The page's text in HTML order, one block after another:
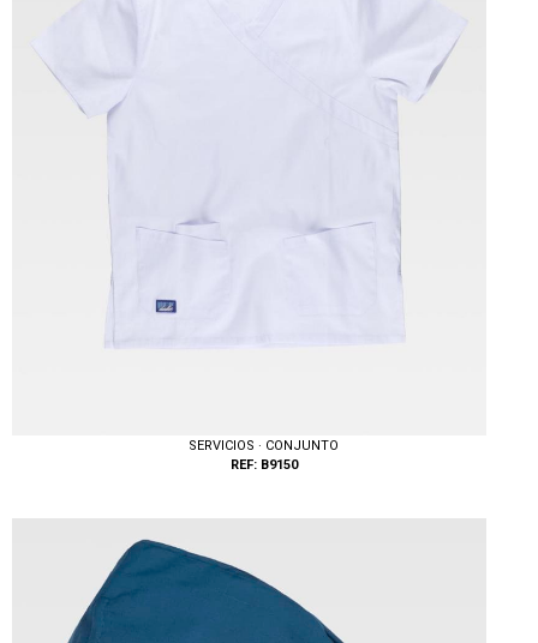
SERVICIOS · CONJUNTO
REF: B9150